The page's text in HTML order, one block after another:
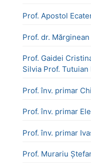
Prof. Apostol
Prof. dr.
Prof. Gaidei
Silvia Prof.
Prof. înv. primar
Prof. înv. primar
Prof. înv. primar
Prof. Murariu